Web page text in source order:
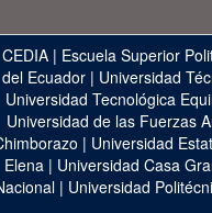
CEDIA | Escuela Superior
del Ecuador| Universidad
Universidad Tecnológica
Universidad de las Fuerzas
| Universidad
Elena | Universidad Casa
| Universidad